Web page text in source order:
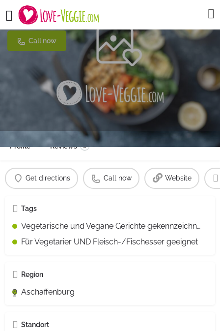
Café Krem
Call now
Profile Reviews 0
Get directions Call now Website
Tags
Vegetarische und Vegane Gerichte gekennzeichnet
Für Vegetarier UND Fleisch-/Fischesser geeignet
Region
Aschaffenburg
Standort